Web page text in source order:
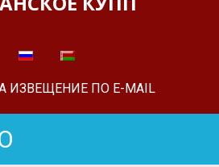
ИЗВЕЩЕНИЕ ПО E-MAIL